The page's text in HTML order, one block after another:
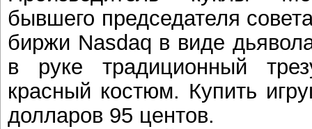
бывшего председателя
биржи Nasdaq в виде
в руке традиционный
красный костюм. Купить
долларов 95 центов.